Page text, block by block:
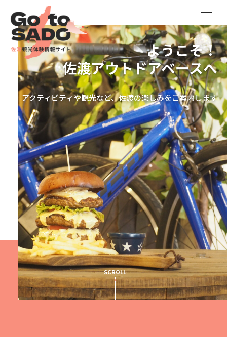
ようこそ！
佐渡アウトドアベースへ
アクティビティや観光など、佐渡の楽しみをご案内します
SCROLL